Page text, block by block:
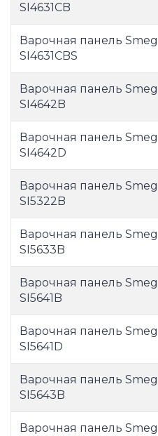
SI4631CB
Варочная панель Smeg
SI4631CBS
Варочная панель Smeg
SI4642B
Варочная панель Smeg
SI4642D
Варочная панель Smeg
SI5322B
Варочная панель Smeg
SI5633B
Варочная панель Smeg
SI5641B
Варочная панель Smeg
SI5641D
Варочная панель Smeg
SI5643B
Варочная панель Smeg